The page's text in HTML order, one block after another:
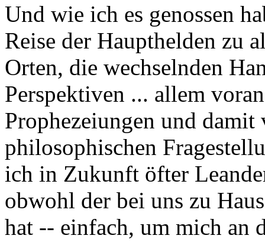
Und wie ich es genossen
Reise der Haupthelden zu
Orten, die wechselnden
Perspektiven ... allem
Prophezeiungen und damit
philosophischen
ich in Zukunft öfter
obwohl der bei uns zu
hat -- einfach, um mich an